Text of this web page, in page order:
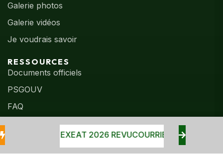
EXEAT 2026 REVUCOURRIER LANCEMENT
Galerie photos
Galerie vidéos
Je voudrais savoir
RESSOURCES
Documents officiels
PSGOUV
FAQ